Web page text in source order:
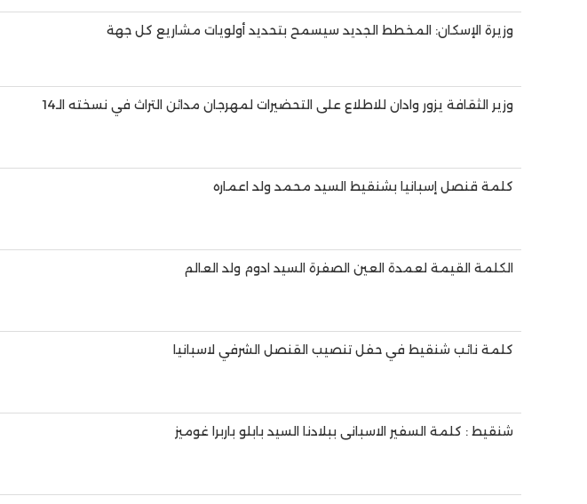
وزيرة الإسكان: المخطط الجديد سيسمح بتحديد أولويات مشاريع كل جهة
وزير الثقافة يزور وادان للاطلاع على التحضيرات لمهرجان مدائن التراث في نسخته الـ14
كلمة قنصل إسبانيا بشنقيط السيد محمد ولد اعماره
الكلمة القيمة لعمدة العين الصفرة السيد ادوم ولد العالم
كلمة نائب شنقيط في حفل تنصيب القنصل الشرفي لاسبانيا
شنقيط : كلمة السفير الاسبانى ببلادنا السيد بابلو باربرا غوميز